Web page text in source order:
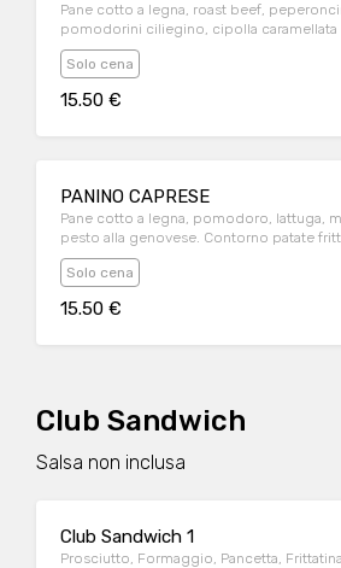
Pane cotto a legna, roast beef,
pomodorini ciliegino, cipolla caramellata
patate fritte
Solo cena
15.50 €
PANINO CAPRESE
Pane cotto a legna, pomodoro, lattuga,
pesto alla genovese. Contorno patate
Solo cena
15.50 €
Club Sandwich
Salsa non inclusa
Club Sandwich 1
Prosciutto, Formaggio, Pancetta,